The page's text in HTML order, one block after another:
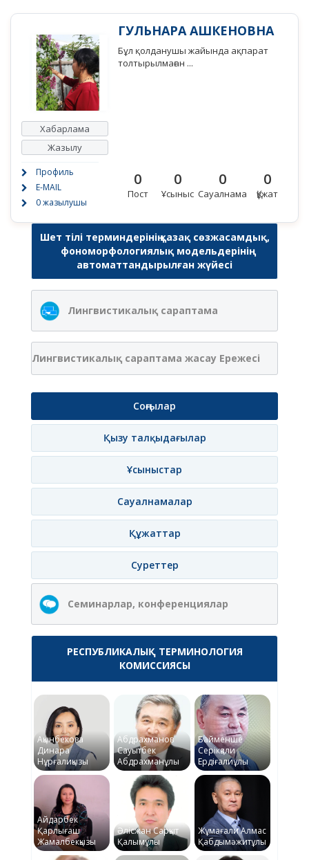
Хабарлама
Жазылу
Профиль
E-MAIL
0 жазылушы
ГУЛЬНАРА АШКЕНОВНА
Бұл қолданушы жайында ақпарат
толтырылмаған ...
0
Пост
0
Ұсыныс
0
Сауалнама
0
Құжат
Шет тілі терминдерінің қазақ сөзжасамдық,
фономорфологиялық модельдерінің
автоматтандырылған жүйесі
Лингвистикалық сараптама
Лингвистикалық сараптама жасау Ережесі
Соңғылар
Қызу талқыдағылар
Ұсыныстар
Сауалнамалар
Құжаттар
Суреттер
Семинарлар, конференциялар
РЕСПУБЛИКАЛЫҚ ТЕРМИНОЛОГИЯ
КОМИССИЯСЫ
Ақынбекова
Динара
Нұрғалиқызы
Абдрахманов
Сауытбек
Абдрахманұлы
Байменше
Серікқали
Ердіғалиұлы
Айдарбек
Қарлығаш
Жамалбекқызы
Әлісжан Сарқыт
Қалымұлы
Жұмағали Алмас
Қабдымәжитұлы